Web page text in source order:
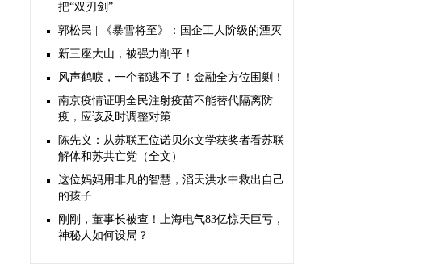
把“双刃剑”
郭松民 | 《暴雪将至》：国企工人阶级的湮灭
新三座大山，被强力削平！
风声鹤唳，一个都逃不了！金融全方位围剿！
南京疫情证明全民注射疫苗不能替代隔离防
疫，应该及时调整对策
陈先义：从苏联五位诺贝尔文学获奖者看苏联
解体和苏共亡党（全文）
这位妈妈用非凡的智慧，滔天洪水中救出自己
的孩子
刚刚，董事长被查！上海电气83亿惊天巨亏，
神秘人如何设局？